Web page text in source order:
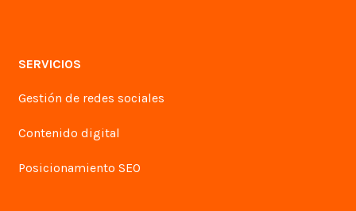
SERVICIOS
Gestión de redes sociales
Contenido digital
Posicionamiento SEO